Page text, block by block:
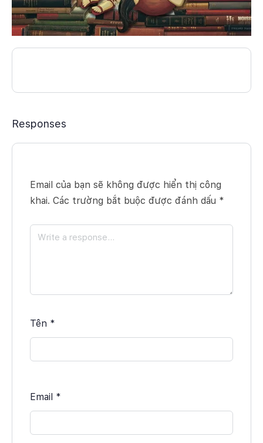
Responses
Email của bạn sẽ không được hiển thị công
khai. Các trường bắt buộc được đánh dấu *
Tên *
Email *